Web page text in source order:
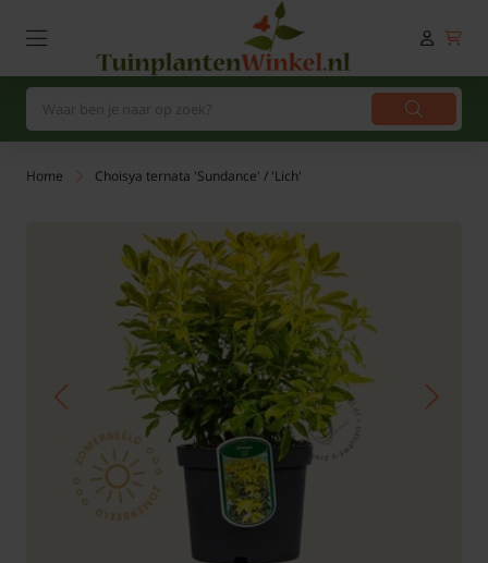
Home Choisya ternata 'Sundance' / 'Lich'